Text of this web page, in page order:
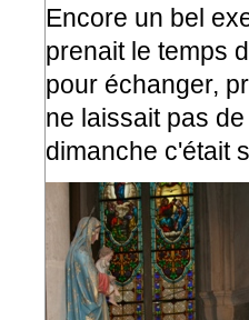
Encore un bel
prenait le temps
pour échanger,
ne laissait pas
dimanche c'était